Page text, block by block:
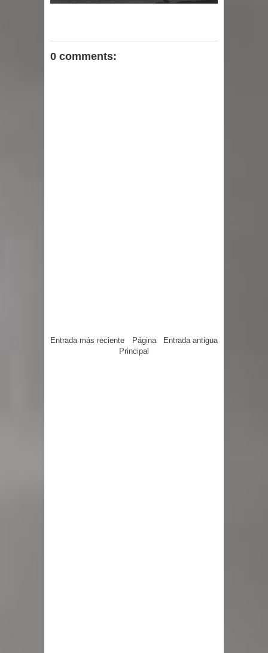
0 comments:
Entrada más reciente Entrada antigua
Página
Principal